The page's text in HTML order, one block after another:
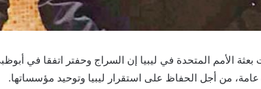
بعثة الأمم المتحدة في ليبيا إن السراج وحفتر اتفقا في
عامة، من أجل الحفاظ على استقرار ليبيا وتوحيد مؤسساتها.